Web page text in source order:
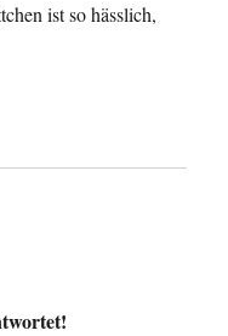
ist so hässlich,